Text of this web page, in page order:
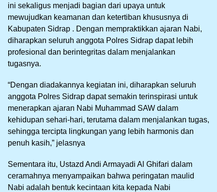
ini sekaligus menjadi bagian dari upaya untuk
mewujudkan keamanan dan ketertiban khususnya di
Kabupaten Sidrap . Dengan mempraktikkan ajaran Nabi,
diharapkan seluruh anggota Polres Sidrap dapat lebih
profesional dan berintegritas dalam menjalankan
tugasnya.
“Dengan diadakannya kegiatan ini, diharapkan seluruh
anggota Polres Sidrap dapat semakin terinspirasi untuk
menerapkan ajaran Nabi Muhammad SAW dalam
kehidupan sehari-hari, terutama dalam menjalankan tugas,
sehingga tercipta lingkungan yang lebih harmonis dan
penuh kasih,” jelasnya
Sementara itu, Ustazd Andi Armayadi Al Ghifari dalam
ceramahnya menyampaikan bahwa peringatan maulid
Nabi adalah bentuk kecintaan kita kepada Nabi